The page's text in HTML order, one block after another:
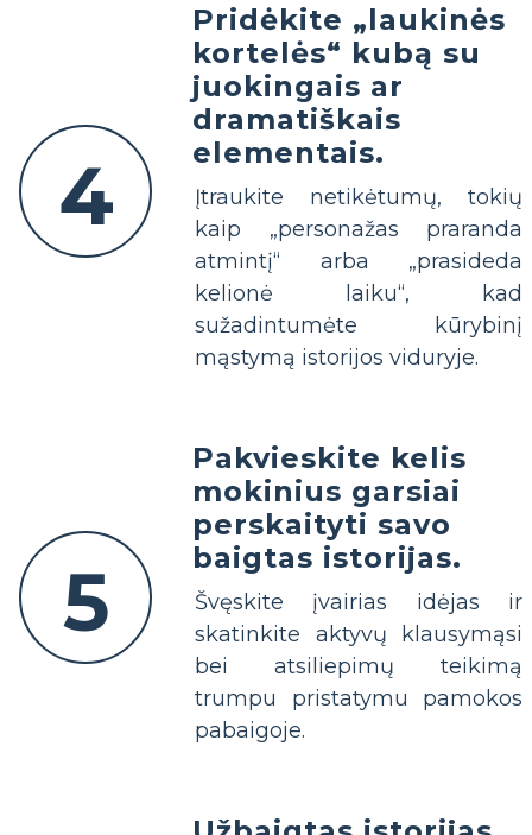
4
Pridėkite „laukinės
kortelės“ kubą su
juokingais ar
dramatiškais
elementais.
Įtraukite netikėtumų, tokių
kaip „personažas praranda
atmintį“ arba „prasideda
kelionė laiku“, kad
sužadintumėte kūrybinį
mąstymą istorijos viduryje.
5
Pakvieskite kelis
mokinius garsiai
perskaityti savo
baigtas istorijas.
Švęskite įvairias idėjas ir
skatinkite aktyvų klausymąsi
bei atsiliepimų teikimą
trumpu pristatymu pamokos
pabaigoje.